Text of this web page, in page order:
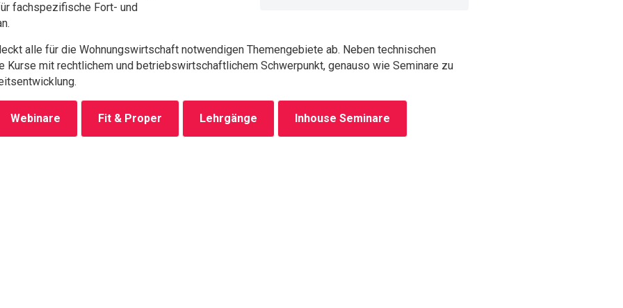
fachspezifische Fort- und
alle für die Wohnungswirtschaft notwendigen Themengebiete ab. Neben technischen
Kurse mit rechtlichem und betriebswirtschaftlichem Schwerpunkt, genauso wie Seminare zu
Webinare Fit & Proper Lehrgänge Inhouse Seminare